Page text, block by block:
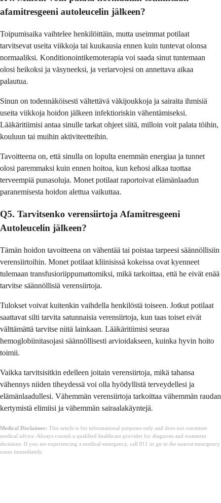
afamitresgeeni autoleucelin jälkeen?
Toipumisaika vaihtelee henkilöittäin, mutta useimmat potilaat
tarvitsevat useita viikkoja tai kuukausia ennen kuin tuntevat olonsa
normaaliksi. Konditionointikemoterapia voi saada sinut tuntemaan
olosi heikoksi ja väsyneeksi, ja veriarvojesi on annettava aikaa
palautua.
Sinun on todennäköisesti vältettävä väkijoukkoja ja sairaita ihmisiä
useita viikkoja hoidon jälkeen infektioriskin vähentämiseksi.
Lääkäritiimisi antaa sinulle tarkat ohjeet siitä, milloin voit palata töihin,
kouluun tai muihin aktiviteetteihin.
Tavoitteena on, että sinulla on lopulta enemmän energiaa ja tunnet
olosi paremmaksi kuin ennen hoitoa, kun kehosi alkaa tuottaa
terveempiä punasoluja. Monet potilaat raportoivat elämänlaadun
paranemisesta hoidon alettua vaikuttaa.
Q5. Tarvitsenko verensiirtoja Afamitresgeeni
Autoleucelin jälkeen?
Tämän hoidon tavoitteena on vähentää tai poistaa tarpeesi säännöllisiin
verensiirtoihin. Monet potilaat kliinisissä kokeissa ovat kyenneet
tulemaan transfusioriippumattomiksi, mikä tarkoittaa, että he eivät enää
tarvitse säännöllisiä verensiirtoja.
Tulokset voivat kuitenkin vaihdella henkilöstä toiseen. Jotkut potilaat
saattavat silti tarvita satunnaisia verensiirtoja, kun taas toiset eivät
välttämättä tarvitse niitä lainkaan. Lääkäritiimisi seuraa
hemoglobiinitasojasi säännöllisesti arvioidakseen, kuinka hyvin hoito
toimii.
Vaikka tarvitsisitkin edelleen joitain verensiirtoja, mikä tahansa
vähennys niiden tiheydessä voi olla hyödyllistä terveydellesi ja
elämänlaadullesi. Vähemmän verensiirtoja tarkoittaa vähemmän raudan
kertymistä elimiisi ja vähemmän sairaalakäyntejä.
Medical Disclaimer: This article is for informational purposes only and does not constitute
medical advice. Always consult a qualified healthcare provider for diagnosis and treatment
decisions. If you are experiencing a medical emergency, call 911 or go to the nearest emergency
room immediately.